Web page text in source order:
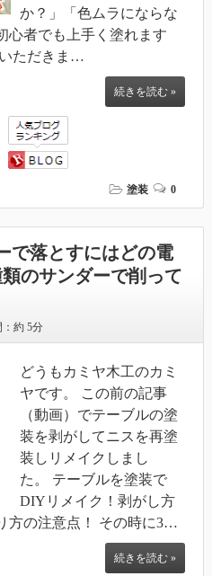
か？」「色ムラにならな
心者でも上手く塗れます
ただきま…
続きを読む »
塗装 0
で落とすにはどの電
のサンダーで削って
：約 5分
どうもカミヤ木工のカミ
ヤです。 この前の記事
（動画）でテーブルの塗
装を剥がしてニスを再塗
装しリメイクしまし
た。 テーブルを塗装で
DIYリメイク！剥がし方
方の注意点！ その時に3…
続きを読む »